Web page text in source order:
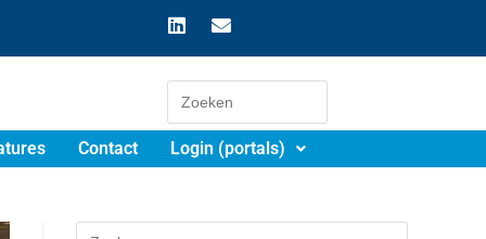
Contact Login (portals)